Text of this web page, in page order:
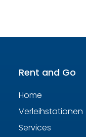
Rent and Go
Home
Verleihstationen
Services